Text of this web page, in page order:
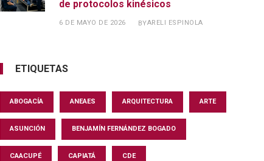
de protocolos kinésicos
6 DE MAYO DE 2026 BYARELI ESPINOLA
ETIQUETAS
ABOGACÍA ANEAES ARQUITECTURA ARTE
ASUNCIÓN BENJAMÍN FERNÁNDEZ BOGADO
CAACUPÉ CAPIATÁ CDE